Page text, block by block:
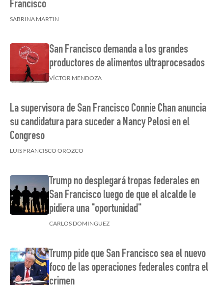
Francisco
SABRINA MARTIN
San Francisco demanda a los grandes
productores de alimentos ultraprocesados
VÍCTOR MENDOZA
La supervisora de San Francisco Connie Chan anuncia
su candidatura para suceder a Nancy Pelosi en el
Congreso
LUIS FRANCISCO OROZCO
Trump no desplegará tropas federales en
San Francisco luego de que el alcalde le
pidiera una "oportunidad"
CARLOS DOMINGUEZ
Trump pide que San Francisco sea el nuevo
foco de las operaciones federales contra el
crimen